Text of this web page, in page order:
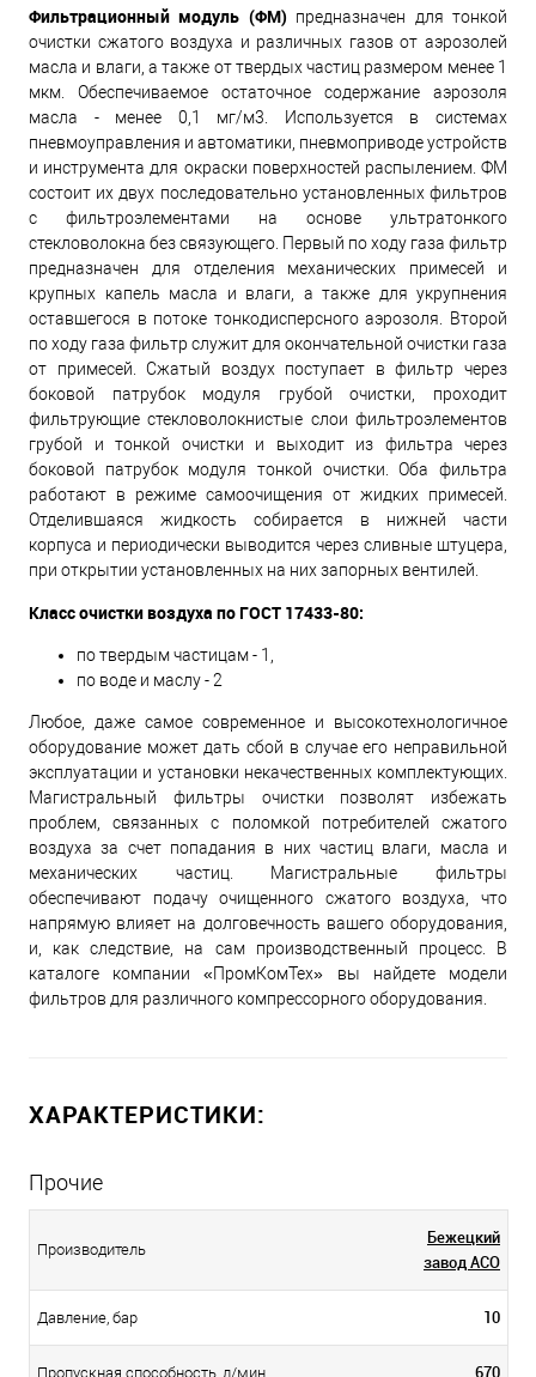
Фильтрационный модуль (ФМ) предназначен для тонкой
очистки сжатого воздуха и различных газов от аэрозолей
масла и влаги, а также от твердых частиц размером менее 1
мкм. Обеспечиваемое остаточное содержание аэрозоля
масла - менее 0,1 мг/м3. Используется в системах
пневмоуправления и автоматики, пневмоприводе устройств
и инструмента для окраски поверхностей распылением. ФМ
состоит их двух последовательно установленных фильтров
с фильтроэлементами на основе ультратонкого
стекловолокна без связующего. Первый по ходу газа фильтр
предназначен для отделения механических примесей и
крупных капель масла и влаги, а также для укрупнения
оставшегося в потоке тонкодисперсного аэрозоля. Второй
по ходу газа фильтр служит для окончательной очистки газа
от примесей. Сжатый воздух поступает в фильтр через
боковой патрубок модуля грубой очистки, проходит
фильтрующие стекловолокнистые слои фильтроэлементов
грубой и тонкой очистки и выходит из фильтра через
боковой патрубок модуля тонкой очистки. Оба фильтра
работают в режиме самоочищения от жидких примесей.
Отделившаяся жидкость собирается в нижней части
корпуса и периодически выводится через сливные штуцера,
при открытии установленных на них запорных вентилей.
Класс очистки воздуха по ГОСТ 17433-80:
по твердым частицам - 1,
по воде и маслу - 2
Любое, даже самое современное и высокотехнологичное
оборудование может дать сбой в случае его неправильной
эксплуатации и установки некачественных комплектующих.
Магистральный фильтры очистки позволят избежать
проблем, связанных с поломкой потребителей сжатого
воздуха за счет попадания в них частиц влаги, масла и
механических частиц. Магистральные фильтры
обеспечивают подачу очищенного сжатого воздуха, что
напрямую влияет на долговечность вашего оборудования,
и, как следствие, на сам производственный процесс. В
каталоге компании «ПромКомТех» вы найдете модели
фильтров для различного компрессорного оборудования.
ХАРАКТЕРИСТИКИ:
Прочие
Производитель
Бежецкий
завод АСО
Давление, бар 10
Пропускная способность, л/мин. 670